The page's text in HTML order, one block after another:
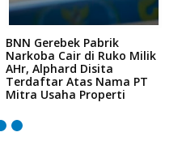
BNN Gerebek Pabrik
Narkoba Cair di Ruko Milik
AHr, Alphard Disita
Terdaftar Atas Nama PT
Mitra Usaha Properti